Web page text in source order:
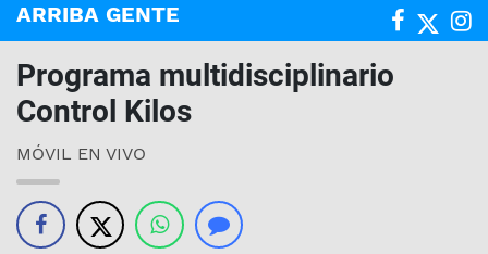
ARRIBA GENTE
Programa multidisciplinario
Control Kilos
MÓVIL EN VIVO